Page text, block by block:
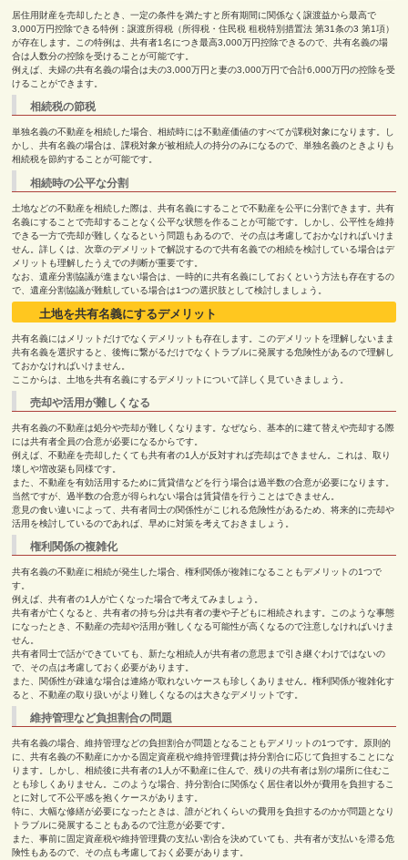
居住用財産を売却したとき、一定の条件を満たすと所有期間に関係なく譲渡益から最高で
3,000万円控除できる特例：譲渡所得税（所得税・住民税 租税特別措置法 第31条の3第1項）
が存在します。この特例は、共有者1名につき最高3,000万円控除できるので、共有名義の場
合は人数分の控除を受けることが可能です。
例えば、夫婦の共有名義の場合は夫の3,000万円と妻の3,000万円で合計6,000万円の控除を受
けることができます。
相続税の節税
単独名義の不動産を相続した場合、相続時には不動産価値のすべてが課税対象になります。し
かし、共有名義の場合は、課税対象が被相続人の持分のみになるので、単独名義のときよりも
相続税を節約することが可能です。
相続時の公平な分割
土地などの不動産を相続した際は、共有名義にすることで不動産を公平に分割できます。共有
名義にすることで売却することなく公平な状態を作ることが可能です。しかし、公平性を維持
できる一方で売却が難しくなるという問題もあるので、その点は考慮しておかなければいけま
せん。詳しくは、次章のデメリットで解説するので共有名義での相続を検討している場合はデ
メリットも理解したうえでの判断が重要です。
なお、遺産分割協議が進まない場合は、一時的に共有名義にしておくという方法も存在するの
で、遺産分割協議が難航している場合は1つの選択肢として検討しましょう。
土地を共有名義にするデメリット
共有名義にはメリットだけでなくデメリットも存在します。このデメリットを理解しないまま
共有名義を選択すると、後悔に繋がるだけでなくトラブルに発展する危険性があるので理解し
ておかなければいけません。
ここからは、土地を共有名義にするデメリットについて詳しく見ていきましょう。
売却や活用が難しくなる
共有名義の不動産は処分や売却が難しくなります。なぜなら、基本的に建て替えや売却する際
には共有者全員の合意が必要になるからです。
例えば、不動産を売却したくても共有者の1 人が反対すれば売却はできません。これは、取り
壊しや増改築も同様です。
また、不動産を有効活用するために賃貸借などを行う場合は過半数の合意が必要になります。
当然ですが、過半数の合意が得られない場合は賃貸借を行うことはできません。
意見の食い違いによって、共有者同士の関係性がこじれる危険性があるため、将来的に売却や
活用を検討しているのであれば、早めに対策を考えておきましょう。
権利関係の複雑化
共有名義の不動産に相続が発生した場合、権利関係が複雑になることもデメリットの1つで
す。
例えば、共有者の1 人が亡くなった場合で考えてみましょう。
共有者が亡くなると、共有者の持ち分は共有者の妻や子どもに相続されます。このような事態
になったとき、不動産の売却や活用が難しくなる可能性が高くなるので注意しなければいけま
せん。
共有者同士で話ができていても、新たな相続人が共有者の意思まで引き継ぐわけではないの
で、その点は考慮しておく必要があります。
また、関係性が疎遠な場合は連絡が取れないケースも珍しくありません。権利関係が複雑化す
ると、不動産の取り扱いがより難しくなるのは大きなデメリットです。
維持管理など負担割合の問題
共有名義の場合、維持管理などの負担割合が問題となることもデメリットの1つです。原則的
に、共有名義の不動産にかかる固定資産税や維持管理費は持分割合に応じて負担することにな
ります。しかし、相続後に共有者の1 人が不動産に住んで、残りの共有者は別の場所に住むこ
とも珍しくありません。このような場合、持分割合に関係なく居住者以外が費用を負担するこ
とに対して不公平感を抱くケースがあります。
特に、大幅な修繕が必要になったときは、誰がどれくらいの費用を負担するのかが問題となり
トラブルに発展することもあるので注意が必要です。
また、事前に固定資産税や維持管理費の支払い割合を決めていても、共有者が支払いを滞る危
険性もあるので、その点も考慮しておく必要があります。